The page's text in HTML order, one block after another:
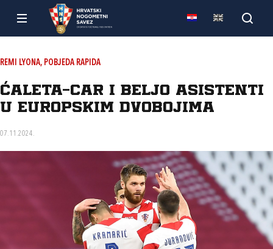
REMI LYONA, POBJEDA RAPIDA
Ćaleta-Car i Beljo asistenti
u europskim dvobojima
07.11.2024.